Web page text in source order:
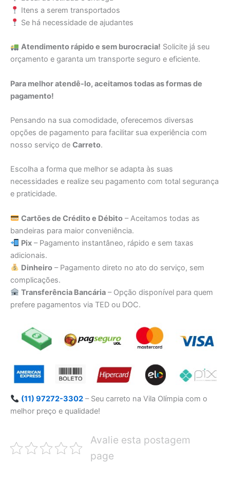
Itens a serem transportados
Se há necessidade de ajudantes
Atendimento rápido e sem burocracia! Solicite já seu
orçamento e garanta um transporte seguro e eficiente.
Para melhor atendê-lo, aceitamos todas as formas de
pagamento!
Pensando na sua comodidade, oferecemos diversas
opções de pagamento para facilitar sua experiência com
nosso serviço de Carreto.
Escolha a forma que melhor se adapta às suas
necessidades e realize seu pagamento com total segurança
e praticidade.
Cartões de Crédito e Débito– Aceitamos todas as
bandeiras para maior conveniência.
Pix– Pagamento instantâneo, rápido e sem taxas
adicionais.
Dinheiro– Pagamento direto no ato do serviço, sem
complicações.
Transferência Bancária– Opção disponível para quem
prefere pagamentos via TED ou DOC.
(11) 97272-3302– Seu carreto na Vila Olímpia com o
melhor preço e qualidade!
Avalie esta postagem
page